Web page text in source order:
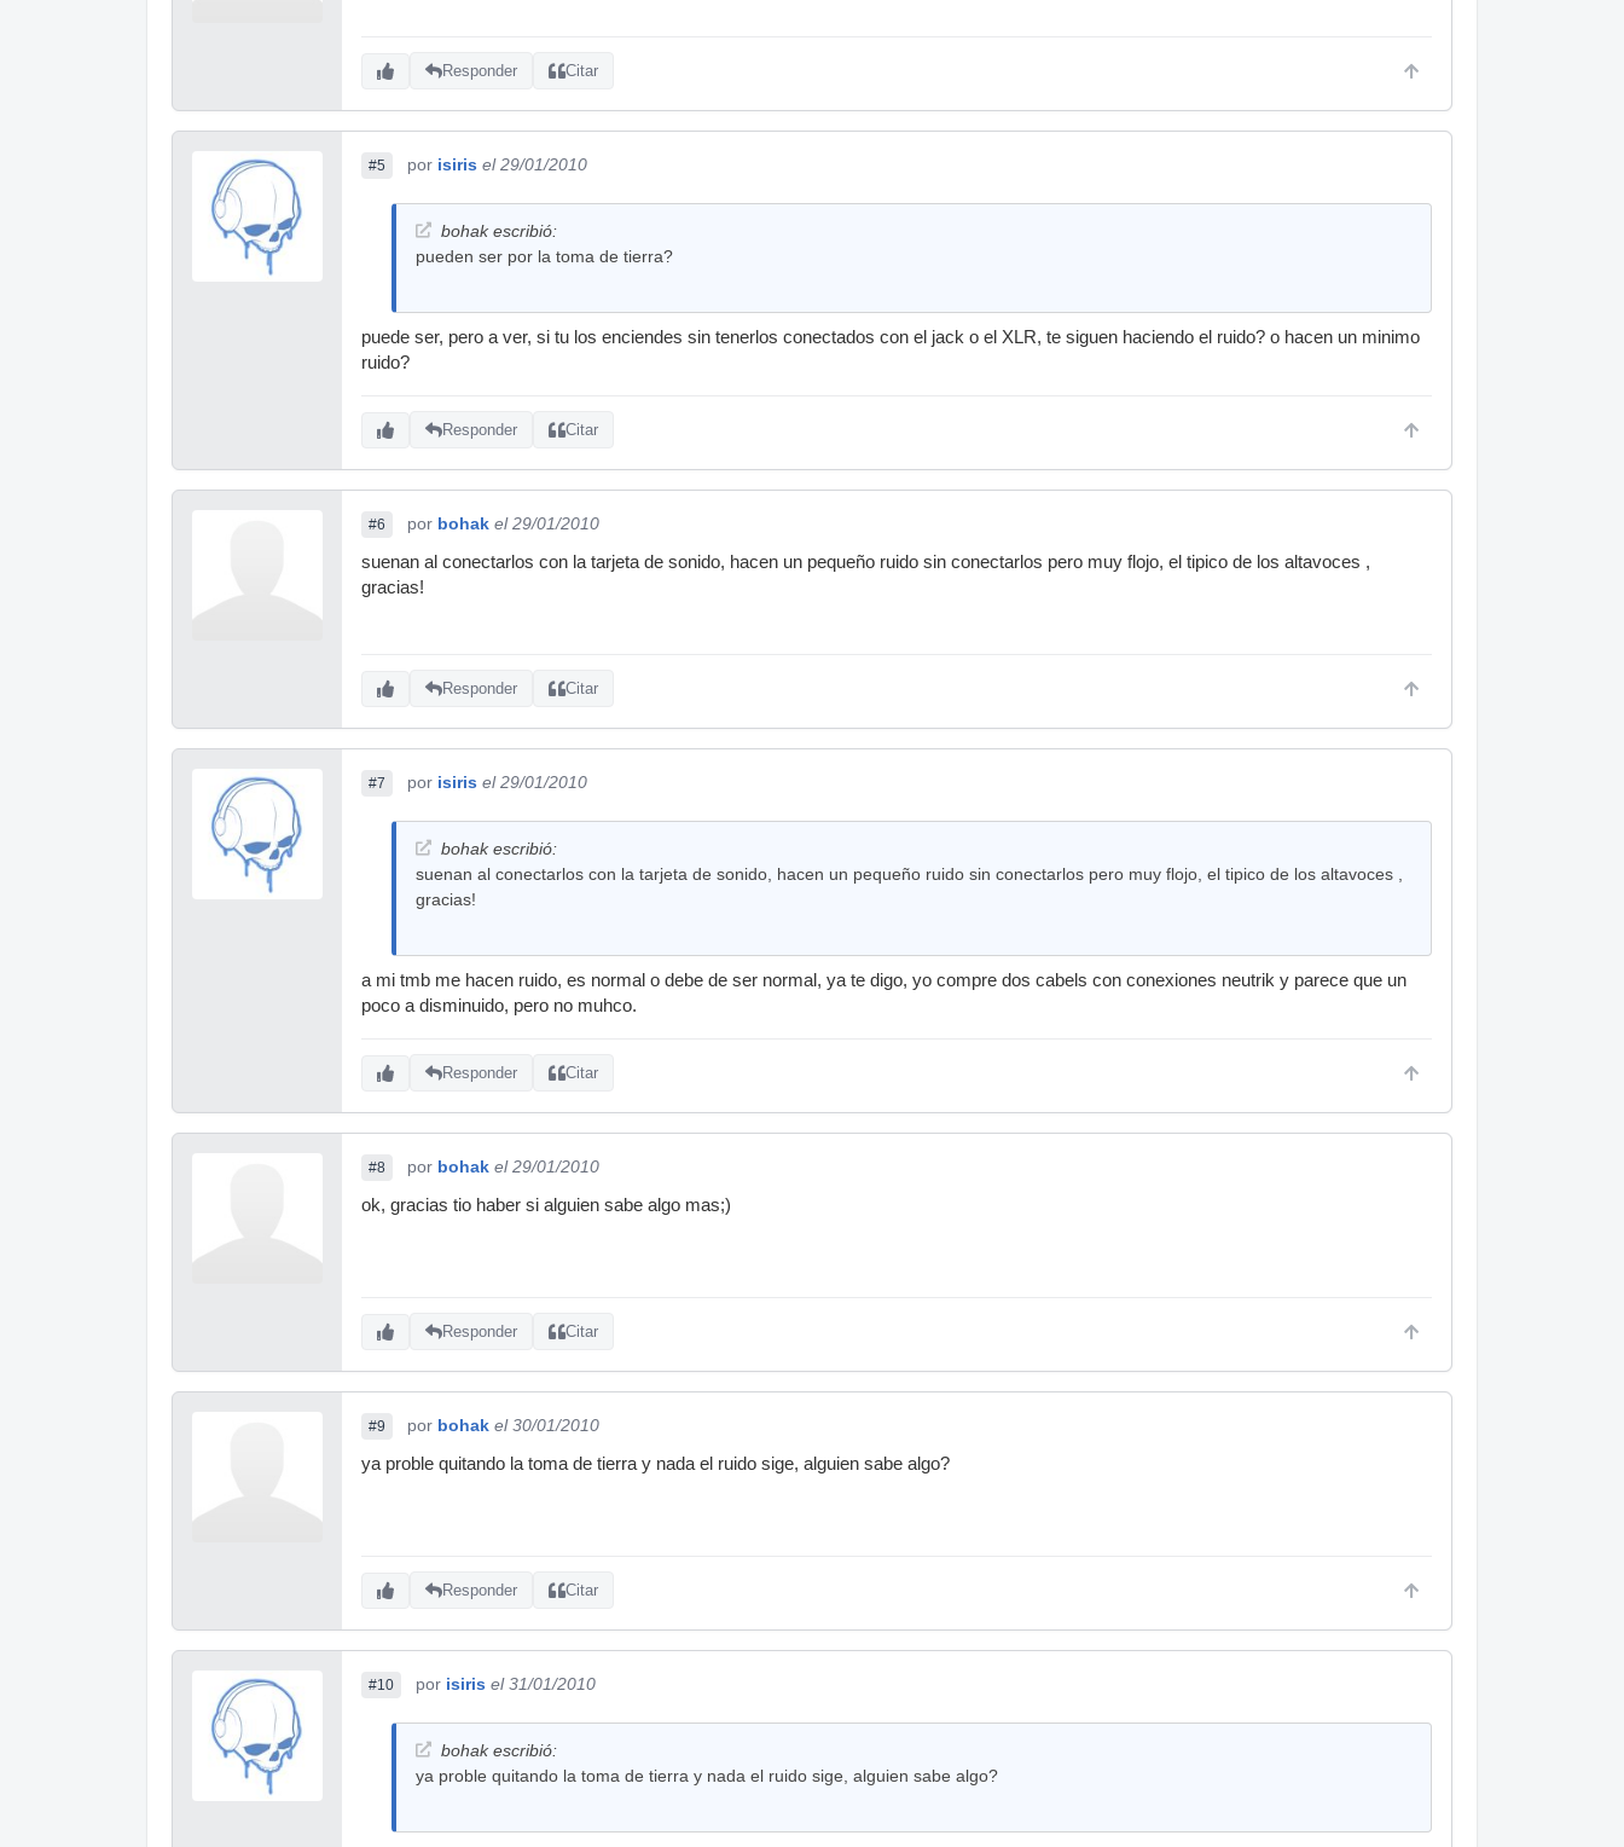
Responder Citar
#5 por isiris el 29/01/2010
bohak escribió:
pueden ser por la toma de tierra?
puede ser, pero a ver, si tu los enciendes sin tenerlos conectados con el jack o el XLR, te siguen haciendo el ruido? o hacen un minimo
ruido?
Responder Citar
#6 por bohak el 29/01/2010
suenan al conectarlos con la tarjeta de sonido, hacen un pequeño ruido sin conectarlos pero muy flojo, el tipico de los altavoces ,
gracias!
Responder Citar
#7 por isiris el 29/01/2010
bohak escribió:
suenan al conectarlos con la tarjeta de sonido, hacen un pequeño ruido sin conectarlos pero muy flojo, el tipico de los altavoces ,
gracias!
a mi tmb me hacen ruido, es normal o debe de ser normal, ya te digo, yo compre dos cabels con conexiones neutrik y parece que un
poco a disminuido, pero no muhco.
Responder Citar
#8 por bohak el 29/01/2010
ok, gracias tio haber si alguien sabe algo mas;)
Responder Citar
#9 por bohak el 30/01/2010
ya proble quitando la toma de tierra y nada el ruido sige, alguien sabe algo?
Responder Citar
#10 por isiris el 31/01/2010
bohak escribió:
ya proble quitando la toma de tierra y nada el ruido sige, alguien sabe algo?